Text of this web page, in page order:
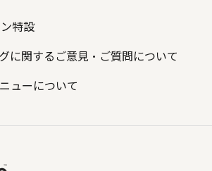
特設
に関するご意見・ご質問について
ューについて